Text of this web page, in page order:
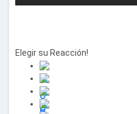
Elegir su Reacción!